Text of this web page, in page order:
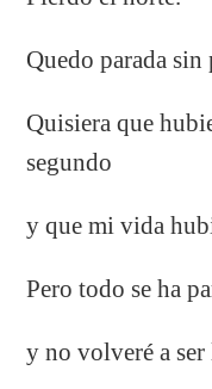
Quedo parada
Quisiera que
segundo
y que mi vida
Pero todo se ha
y no volveré a ser